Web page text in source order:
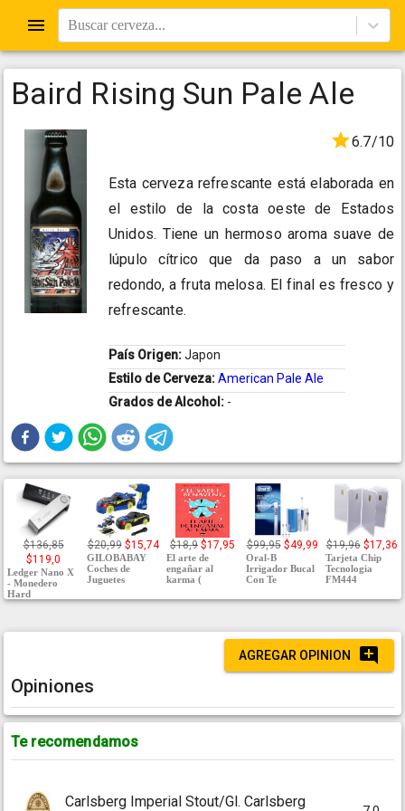
Buscar cerveza...
Baird Rising Sun Pale Ale
6.7/10
Esta cerveza refrescante está elaborada en
el estilo de la costa oeste de Estados
Unidos. Tiene un hermoso aroma suave de
lúpulo cítrico que da paso a un sabor
redondo, a fruta melosa. El final es fresco y
refrescante.
País Origen:Japon
Estilo de Cerveza:American Pale Ale
Grados de Alcohol: -
$136,85
$119,0
Ledger Nano X
- Monedero
Hard
$20,99 $15,74
GILOBABAY
Coches de
Juguetes
$18,9 $17,95
El arte de
engañar al
karma (
$99,95 $49,99
Oral-B
Irrigador Bucal
Con Te
$19,96 $17,36
Tarjeta Chip
Tecnologia
FM444
AGREGAR OPINION
Opiniones
Te recomendamos
Carlsberg Imperial Stout/Gl. Carlsberg